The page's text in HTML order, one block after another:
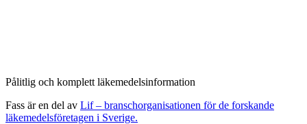
Pålitlig och komplett läkemedelsinformation
Fass är en del av Lif – branschorganisationen för de forskande
läkemedelsföretagen i Sverige.